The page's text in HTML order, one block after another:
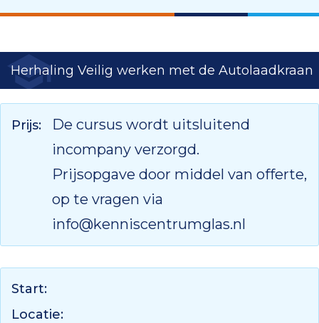
Herhaling Veilig werken met de Autolaadkraan
Prijs:
De cursus wordt uitsluitend
incompany verzorgd.
Prijsopgave door middel van offerte,
op te vragen via
info@kenniscentrumglas.nl
Start:
Locatie: